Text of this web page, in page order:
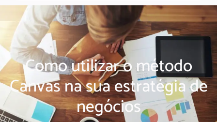
Como utilizar o método
Canvas na sua estratégia de
negócios